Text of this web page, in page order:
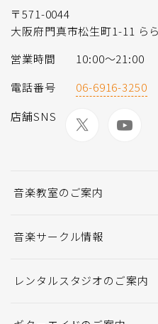
〒571-0044
大阪府門真市松生町1-11 ら
営業時間
10:00～21:00
電話番号
06-6916-3250
店舗SNS
音楽教室のご案内
音楽サークル情報
レンタルスタジオのご案内